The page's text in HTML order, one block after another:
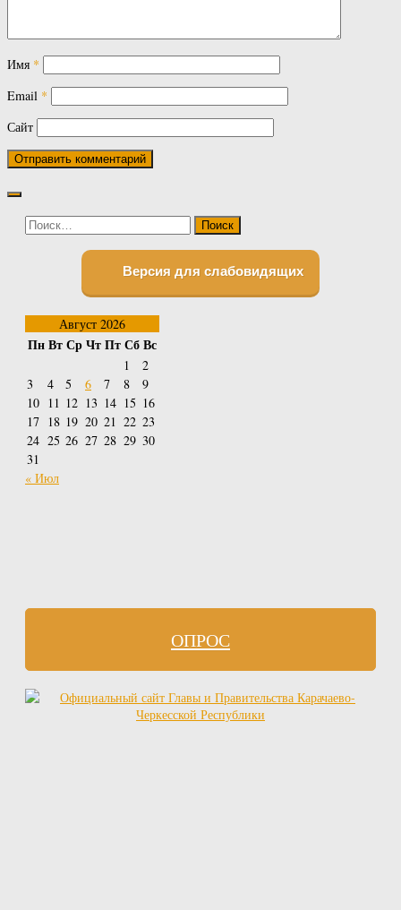
Имя *
Email *
Сайт
Найти:
Версия для слабовидящих
Август 2026
ПнВтСрЧтПтСбВс
1
2
3
4 5 6 7 8
9
10 11 12 13 14 15 16
17 18 19 20 21 22 23
24 25 26 27 28 29 30
31
« Июл
ОПРОС